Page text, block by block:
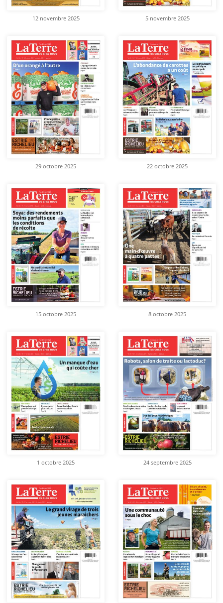
12 novembre 2025 5 novembre 2025
29 octobre 2025 22 octobre 2025
15 octobre 2025 8 octobre 2025
1 octobre 2025 24 septembre 2025